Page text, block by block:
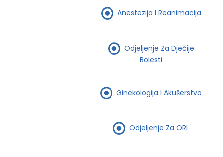
Anestezija I Reanimacija
Odjeljenje Za Dječije
Bolesti
Ginekologija I Akušerstvo
Odjeljenje Za ORL